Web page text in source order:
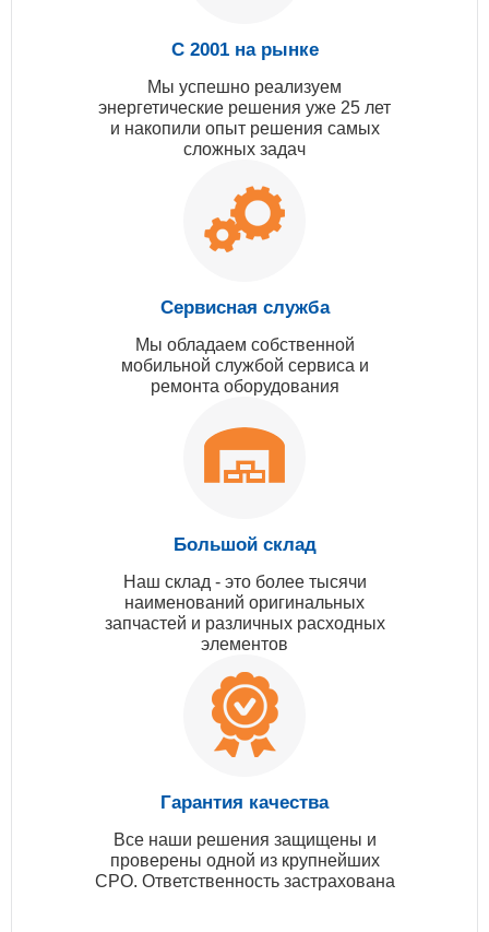
С 2001 на рынке
Мы успешно реализуем
энергетические решения уже 25 лет
и накопили опыт решения самых
сложных задач
Сервисная служба
Мы обладаем собственной
мобильной службой сервиса и
ремонта оборудования
Большой склад
Наш склад - это более тысячи
наименований оригинальных
запчастей и различных расходных
элементов
Гарантия качества
Все наши решения защищены и
проверены одной из крупнейших
СРО. Ответственность застрахована